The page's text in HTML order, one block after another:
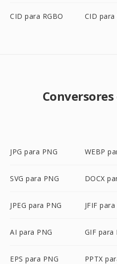
CID para RGBO CID para
JPG para PNG WEBP
SVG para PNG DOCX
JPEG para PNG JFIF
AI para PNG GIF para
EPS para PNG PPTX